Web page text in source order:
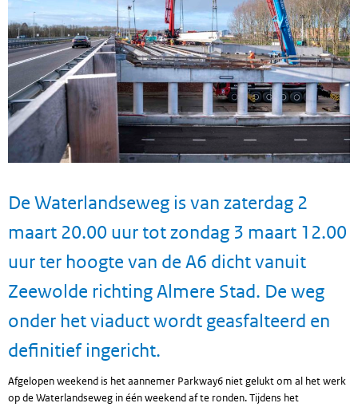
De Waterlandseweg is van zaterdag 2
maart 20.00 uur tot zondag 3 maart 12.00
uur ter hoogte van de A6 dicht vanuit
Zeewolde richting Almere Stad. De weg
onder het viaduct wordt geasfalteerd en
definitief ingericht.
Afgelopen weekend is het aannemer Parkway6 niet gelukt om al het werk
op de Waterlandseweg in één weekend af te ronden. Tijdens het